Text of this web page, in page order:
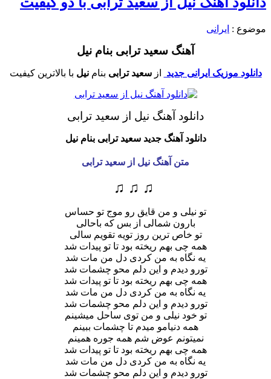
موضوع : ایرانی
آهنگ سعید ترابی بنام نیل
دانلود موزیک ایرانی جدید از سعید ترابی بنامنیل با بالاترین کیفیت
دانلود آهنگ نیل از سعید ترابی
دانلود آهنگ جدید سعید ترابیبنام نیل
متن آهنگ نیل از سعید ترابی
♫ ♫ ♫
تو نیلی و من قایق رو موج تو حساس
بارون شمالی از بس که باحالی
تو خاص ترین روز تویه تقویم سالی
همه چی بهم ریخته بود تا تو پیدات شد
یه نگاه به من کردی دل من مات شد
تورو دیدم و این دلم محو چشمات شد
همه چی بهم ریخته بود تا تو پیدات شد
یه نگاه به من کردی دل من مات شد
تورو دیدم و این دلم محو چشمات شد
تو خود نیلی و من توی ساحل میشینم
همه دنیامو میدم تا چشمات ببینم
نمیتونم عوض شم همه جوره همینم
همه چی بهم ریخته بود تا تو پیدات شد
یه نگاه به من کردی دل من مات شد
تورو دیدم و این دلم محو چشمات شد